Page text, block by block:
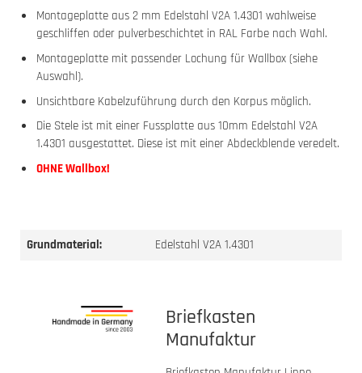
Montageplatte aus 2 mm Edelstahl V2A 1.4301 wahlweise
geschliffen oder pulverbeschichtet in RAL Farbe nach Wahl.
Montageplatte mit passender Lochung für Wallbox (siehe
Auswahl).
Unsichtbare Kabelzuführung durch den Korpus möglich.
Die Stele ist mit einer Fussplatte aus 10mm Edelstahl V2A
1.4301 ausgestattet. Diese ist mit einer Abdeckblende veredelt.
OHNE Wallbox!
Grundmaterial: Edelstahl V2A 1.4301
Briefkasten
Manufaktur